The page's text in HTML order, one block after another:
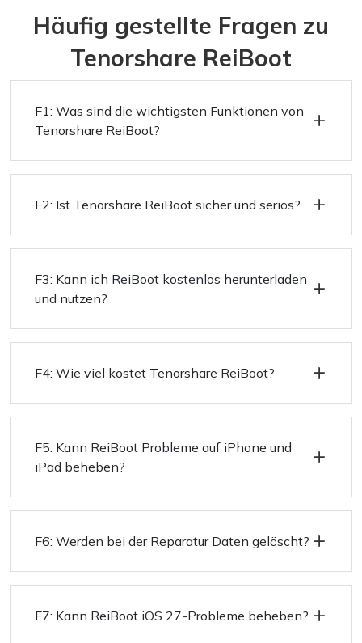
Häufig gestellte Fragen zu
Tenorshare ReiBoot
F1: Was sind die wichtigsten Funktionen von
Tenorshare ReiBoot?
F2: Ist Tenorshare ReiBoot sicher und seriös?
F3: Kann ich ReiBoot kostenlos herunterladen
und nutzen?
F4: Wie viel kostet Tenorshare ReiBoot?
F5: Kann ReiBoot Probleme auf iPhone und
iPad beheben?
F6: Werden bei der Reparatur Daten gelöscht?
F7: Kann ReiBoot iOS 27-Probleme beheben?